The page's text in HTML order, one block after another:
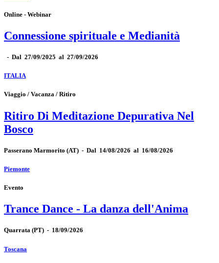
Online - Webinar
Connessione spirituale e Medianità
- Dal 27/09/2025 al 27/09/2026
ITALIA
Viaggio / Vacanza / Ritiro
Ritiro Di Meditazione Depurativa Nel
Bosco
Passerano Marmorito (AT) - Dal 14/08/2026 al 16/08/2026
Piemonte
Evento
Trance Dance - La danza dell'Anima
Quarrata (PT) - 18/09/2026
Toscana